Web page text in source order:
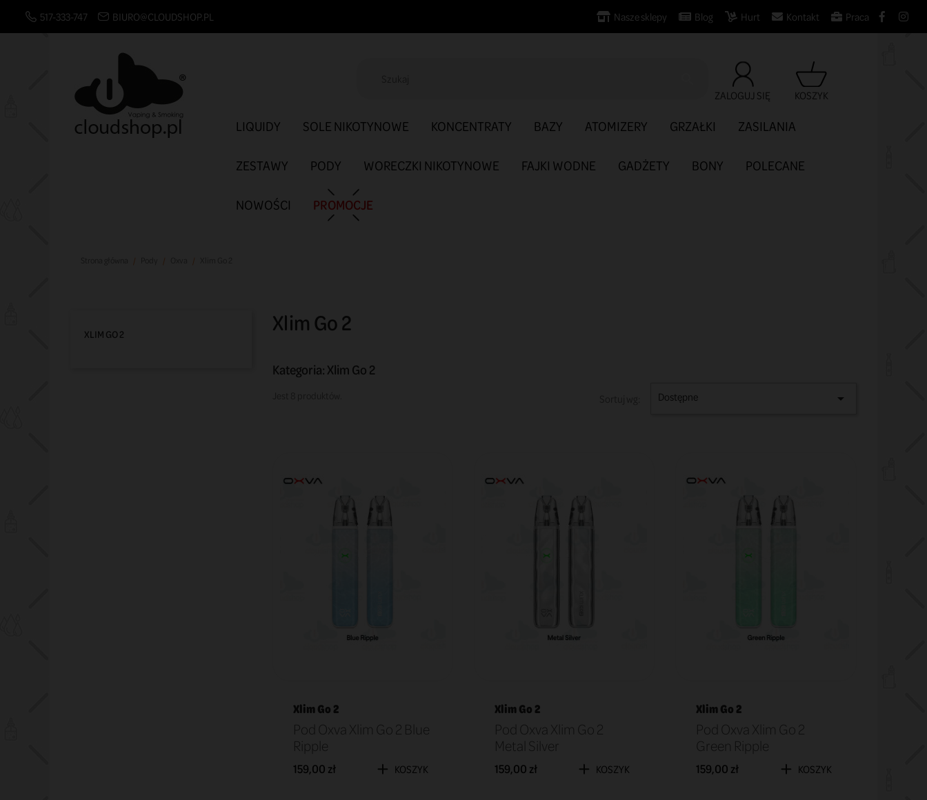
517-333-747 BIURO@CLOUDSHOP.PL Nasze sklepy Blog Hurt Kontakt Praca
ZALOGUJ SIĘ KOSZYK
LIQUIDY SOLE NIKOTYNOWE KONCENTRATY BAZY ATOMIZERY GRZAŁKI ZASILANIA
ZESTAWY PODY WORECZKI NIKOTYNOWE FAJKI WODNE GADŻETY BONY POLECANE
NOWOŚCI PROMOCJE
XLIM GO 2 Xlim Go 2
Kategoria: Xlim Go 2
Dostępne 
Xlim Go 2
Pod Oxva Xlim Go 2 Blue
Ripple
159,00 zł KOSZYK
Xlim Go 2
Pod Oxva Xlim Go 2
Metal Silver
159,00 zł KOSZYK
Xlim Go 2
Pod Oxva Xlim Go 2
Green Ripple
159,00 zł KOSZYK